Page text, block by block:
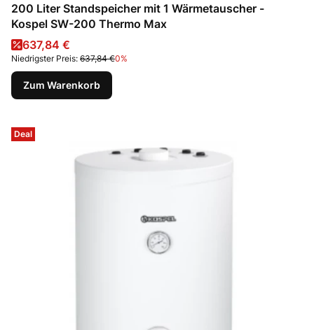
200 Liter Standspeicher mit 1 Wärmetauscher -
Kospel SW-200 Thermo Max
Aktionspreis
637,84 €
Niedrigster Preis: 637,84 €0%
Zum Warenkorb
Deal